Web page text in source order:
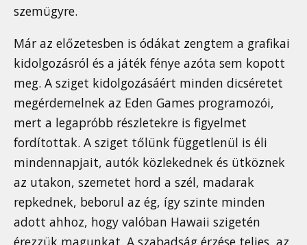
szemügyre.
Már az előzetesben is ódákat zengtem a grafikai
kidolgozásról és a játék fénye azóta sem kopott
meg. A sziget kidolgozásáért minden dicséretet
megérdemelnek az Eden Games programozói,
mert a legapróbb részletekre is figyelmet
fordítottak. A sziget tőlünk függetlenül is éli
mindennapjait, autók közlekednek és ütköznek
az utakon, szemetet hord a szél, madarak
repkednek, beborul az ég, így szinte minden
adott ahhoz, hogy valóban Hawaii szigetén
érezzük magunkat. A szabadság érzése teljes, az